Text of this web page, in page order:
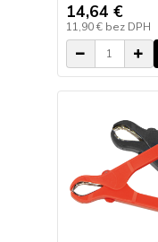
14,64 €
11,90 € bez DPH